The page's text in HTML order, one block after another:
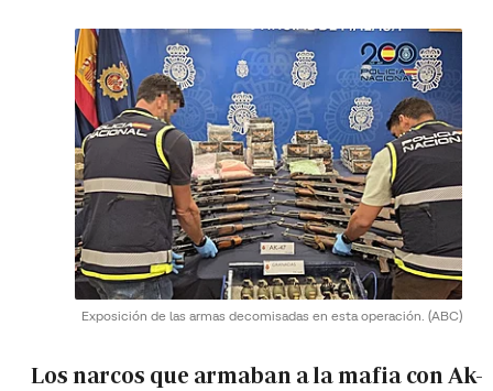
Exposición de las armas decomisadas en esta operación. (ABC)
Los narcos que armaban a la mafia con Ak-